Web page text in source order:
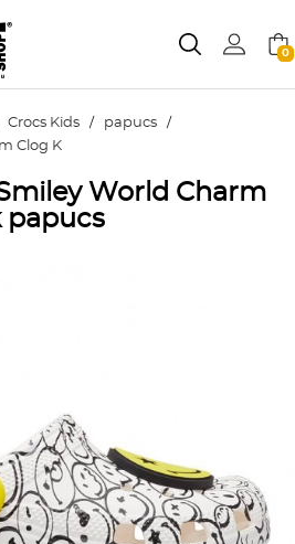
0
Crocs Kids / papucs /
Clog K
World Charm
papucs